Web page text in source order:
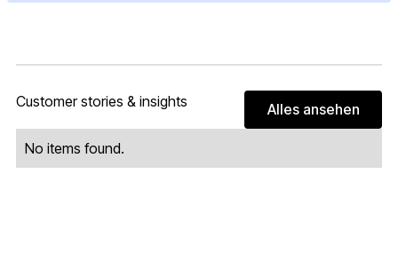
Customer stories & insights Alles
Alles ansehen
No items found.